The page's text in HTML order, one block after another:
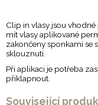
Clip in vlasy jsou
mít vlasy aplikované
zakončeny sponkami se
sklouznutí.
Při aplikaci je potřeba
přiklapnout.
Související